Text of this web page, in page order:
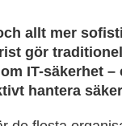
allt mer
gör
IT-säkerhet
hantera